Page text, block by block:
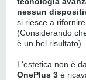
nessun
si riesce a
(Considerando
è un bel risultato).
L'estetica non è
OnePlus 3 è